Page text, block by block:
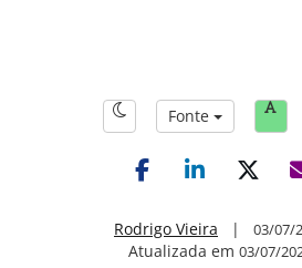
Fonte
Rodrigo Vieira | 03/07/
Atualizada em 03/07/